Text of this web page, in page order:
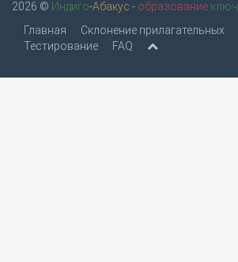
2026 © Индиго-Абакус - образование ключ
Главная
Склонение прилагательных
Тестирование
FAQ